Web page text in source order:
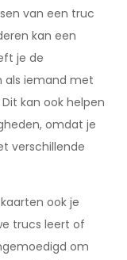
van een truc
kan een
je de
als iemand met
kan ook helpen
omdat je
verschillende
ook je
trucs leert of
om